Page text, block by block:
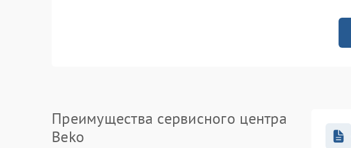
Преимущества сервисного центра
Beko